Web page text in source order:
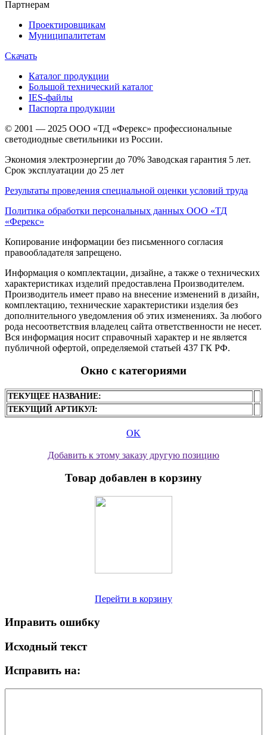
Партнерам
Проектировщикам
Муниципалитетам
Скачать
Каталог продукции
Большой технический каталог
IES-файлы
Паспорта продукции
© 2001 — 2025 ООО «ТД «Ферекс» профессиональные
светодиодные светильники из России.
Экономия электроэнергии до 70% Заводская гарантия 5 лет.
Срок эксплуатации до 25 лет
Результаты проведения специальной оценки условий труда
Политика обработки персональных данных ООО «ТД
«Ферекс»
Копирование информации без письменного согласия
правообладателя запрещено.
Информация о комплектации, дизайне, а также о технических
характеристиках изделий предоставлена Производителем.
Производитель имеет право на внесение изменений в дизайн,
комплектацию, технические характеристики изделия без
дополнительного уведомления об этих изменениях. За любого
рода несоответствия владелец сайта ответственности не несет.
Вся информация носит справочный характер и не является
публичной офертой, определяемой статьей 437 ГК РФ.
Окно с категориями
ТЕКУЩЕЕ НАЗВАНИЕ:
ТЕКУЩИЙ АРТИКУЛ:
OK
Добавить к этому заказу другую позицию
Товар добавлен в корзину
Перейти в корзину
Иправить ошибку
Исходный текст
Исправить на: